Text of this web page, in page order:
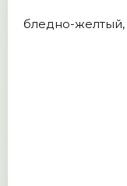
бледно-